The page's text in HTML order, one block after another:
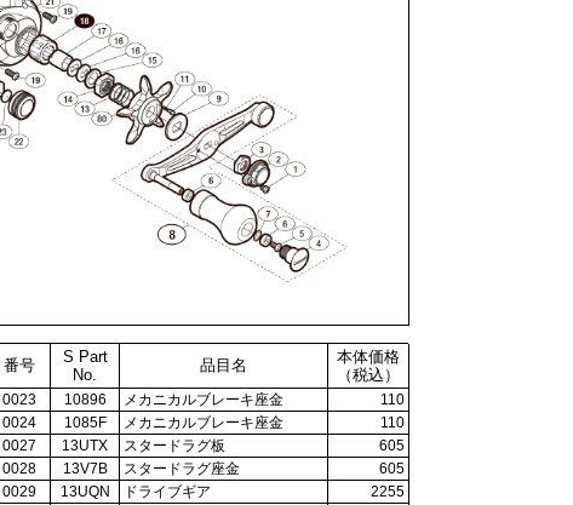
番号
S Part
No.
品目名
本体価格
（税込）
0023 10896 メカニカルブレーキ座金
110
0024 1085F メカニカルブレーキ座金
110
0027 13UTX スタードラグ板
605
0028 13V7B スタードラグ座金
605
0029 13UQN ドライブギア
2255